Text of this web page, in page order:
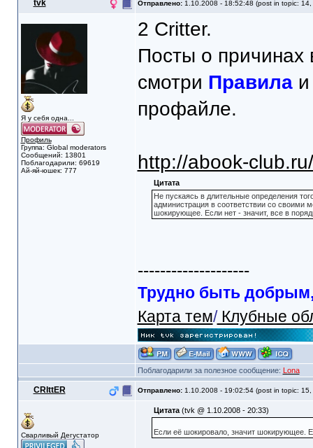
tvk Отправлено: 1.10.2008 - 18:52:48 (post in topic: 14,
Я у себя одна...
Профиль
Группа: Global moderators
Сообщений: 13801
Поблагодарили: 69619
Ай-яй-юшек: 777
2 Critter.
Посты о причинах
смотри Правилаи
профайле.
http://abook-
Цитата
Не пускаясь в длительные определения
администрация в соответствии со своими
шокирующее. Если нет - значит, все в
--------------------
Трудно быть добрым,
Карта тем/Клубные
Поблагодарили за полезное сообщение: Lona
CRIttER Отправлено: 1.10.2008 - 19:02:54 (post in topic: 15,
Сварливый Дегустатор
Цитата(tvk @ 1.10.2008 - 20:33)
Если её шокировало, значит шокирующее.